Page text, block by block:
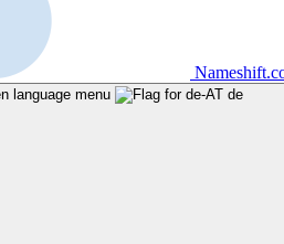
language menu de